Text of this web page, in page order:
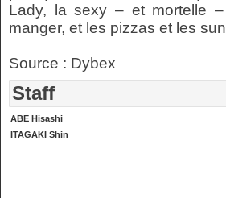
Lady, la sexy – et mortelle
manger, et les pizzas et les
Source : Dybex
Staff
ABE Hisashi
ITAGAKI Shin